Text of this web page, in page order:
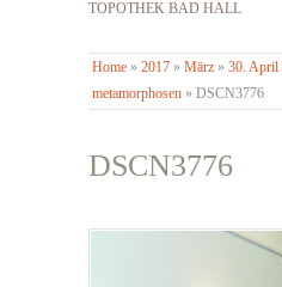
TOPOTHEK BAD HALL
Home » 2017 » März » 30. April
metamorphosen » DSCN3776
DSCN3776